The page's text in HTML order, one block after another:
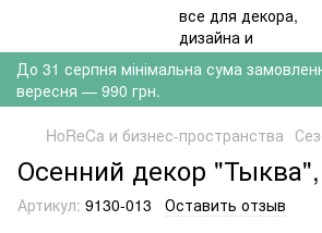
До 31 серпня мінімальна сума
вересня — 990 грн.
HoReCa и бизнес-пространства
Осенний декор
Артикул: 9130-013 Оставить отзыв